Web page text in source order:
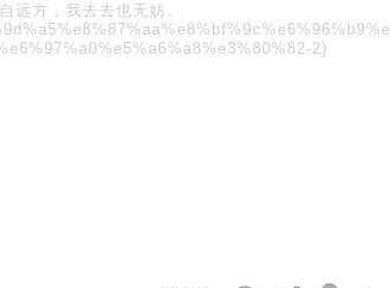
远方，我去去也无妨。
2)